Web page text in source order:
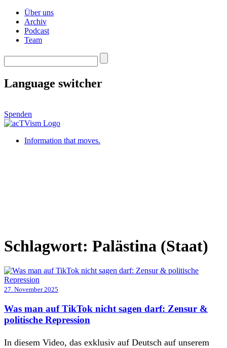
Über uns
Archiv
Podcast
Team
Language switcher
Spenden
Information that moves.
Schlagwort: Palästina (Staat)
27. November 2025
Was man auf TikTok nicht sagen darf: Zensur &
politische Repression
In diesem Video, das exklusiv auf Deutsch auf unserem